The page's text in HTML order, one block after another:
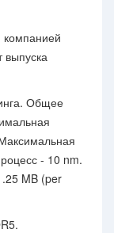
выпуска
Общее
- 10 nm.
MB (per